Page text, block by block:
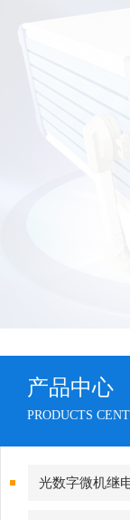
产品中心
PRODUCTS
光数字微机继